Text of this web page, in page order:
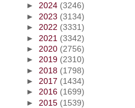
►2024 (3246)
► 2023 (3134)
►2022 (3331)
► 2021 (3342)
► 2020 (2756)
►2019 (2310)
► 2018 (1798)
►2017 (1434)
►2016 (1699)
► 2015 (1539)